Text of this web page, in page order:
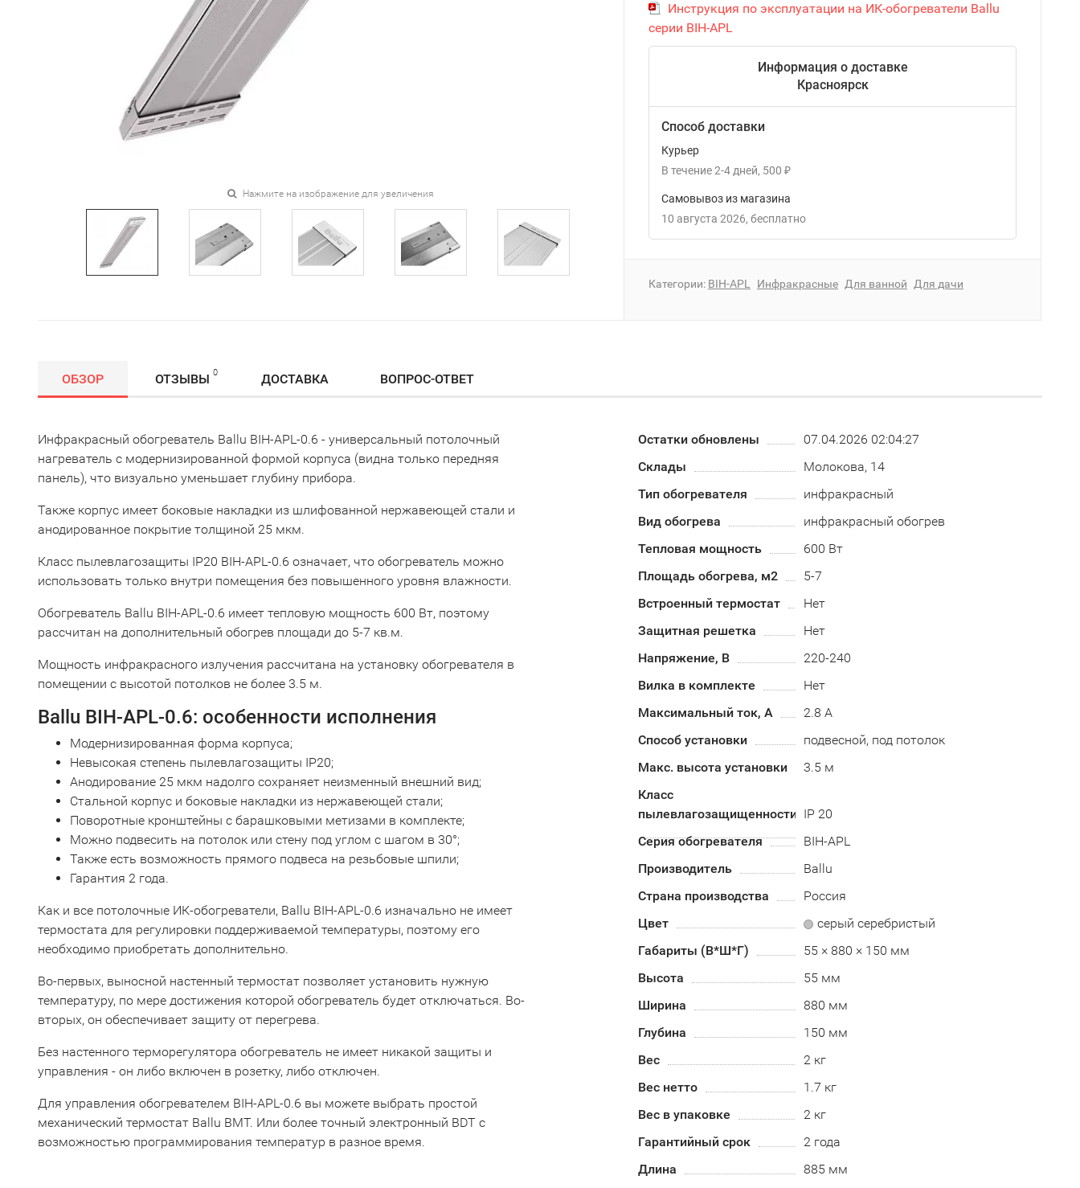
Нажмите на изображение для увеличения
Инструкция по эксплуатации на ИК-обогреватели Ballu
серии BIH-APL
Информация о доставке
Красноярск
Способ доставки
Курьер
В течение2-4 дней 500 ₽
Самовывоз из магазина
10 августа 2026
Бесплатно
Категории: BIH-APL Инфракрасные Для ванной Для дачи
ОБЗОР ОТЗЫВЫ 0 ДОСТАВКА ВОПРОС-ОТВЕТ
Инфракрасный обогреватель Ballu BIH-APL-0.6 - универсальный потолочный
нагреватель с модернизированной формой корпуса (видна только передняя
панель), что визуально уменьшает глубину прибора.
Также корпус имеет боковые накладки из шлифованной нержавеющей стали и
анодированное покрытие толщиной 25 мкм.
Класс пылевлагозащиты IP20 BIH-APL-0.6 означает, что обогреватель можно
использовать только внутри помещения без повышенного уровня влажности.
Обогреватель Ballu BIH-APL-0.6 имеет тепловую мощность 600 Вт, поэтому
рассчитан на дополнительный обогрев площади до 5-7 кв.м.
Мощность инфракрасного излучения рассчитана на установку обогревателя в
помещении с высотой потолков не более 3.5 м.
Ballu BIH-APL-0.6: особенности исполнения
Модернизированная форма корпуса;
Невысокая степень пылевлагозащиты IP20;
Анодирование 25 мкм надолго сохраняет неизменный внешний вид;
Стальной корпус и боковые накладки из нержавеющей стали;
Поворотные кронштейны с барашковыми метизами в комплекте;
Можно подвесить на потолок или стену под углом с шагом в 30°;
Также есть возможность прямого подвеса на резьбовые шпили;
Гарантия 2 года.
Как и все потолочные ИК-обогреватели, Ballu BIH-APL-0.6 изначально не имеет
термостата для регулировки поддерживаемой температуры, поэтому его
необходимо приобретать дополнительно.
Во-первых, выносной настенный термостат позволяет установить нужную
температуру, по мере достижения которой обогреватель будет отключаться. Во-
вторых, он обеспечивает защиту от перегрева.
Без настенного терморегулятора обогреватель не имеет никакой защиты и
управления - он либо включен в розетку, либо отключен.
Для управления обогревателем BIH-APL-0.6 вы можете выбрать простой
механический термостат Ballu BMT. Или более точный электронный BDT с
возможностью программирования температур в разное время.
Остатки обновлены
07.04.2026 02:04:27
Склады
Молокова, 14
Тип обогревателя
инфракрасный
Вид обогрева
инфракрасный обогрев
Тепловая мощность
600 Вт
Площадь обогрева, м2
5-7
Встроенный термостат
Нет
Защитная решетка
Нет
Напряжение, В
220-240
Вилка в комплекте
Нет
Максимальный ток, А
2.8 А
Способ установки
подвесной, под потолок
Макс. высота установки
3.5 м
Класс
пылевлагозащищенности IP 20
Серия обогревателя
BIH-APL
Производитель
Ballu
Страна производства
Россия
Цвет
серый серебристый
Габариты (В*Ш*Г)
55 × 880 × 150 мм
Высота
55 мм
Ширина
880 мм
Глубина
150 мм
Вес
2 кг
Вес нетто
1.7 кг
Вес в упаковке
2 кг
Гарантийный срок
2 года
Длина
885 мм